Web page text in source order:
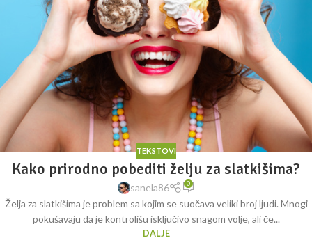
TEKSTOVI
Kako prirodno pobediti želju za slatkišima?
sanela86 0
Želja za slatkišima je problem sa kojim se suočava veliki broj ljudi. Mnogi
pokušavaju da je kontrolišu isključivo snagom volje, ali če...
DALJE